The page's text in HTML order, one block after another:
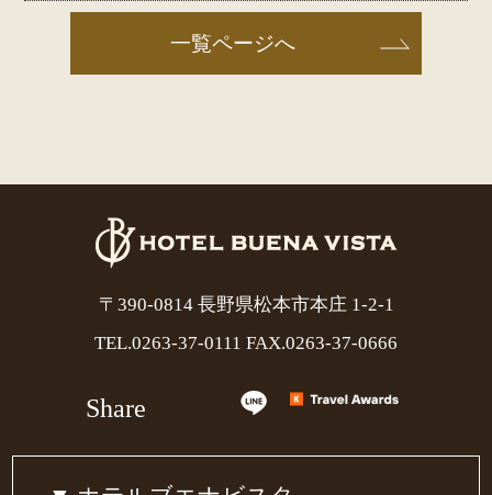
一覧ページへ
〒390-0814 長野県松本市本庄 1-2-1
TEL.0263-37-0111 FAX.0263-37-0666
Share